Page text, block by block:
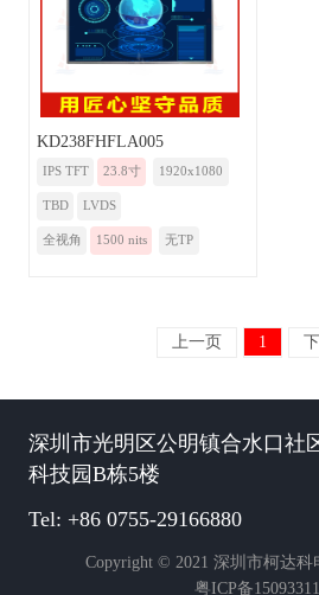
KD238FHFLA005
IPS TFT 23.8寸 1920x1080
TBD LVDS
全视角 1500 nits 无TP
上一页 1
深圳市光明区公明镇合水口社
科技园B栋5楼
Tel: +86 0755-29166880
Copyright © 2021 深圳市柯达科
粤ICP备